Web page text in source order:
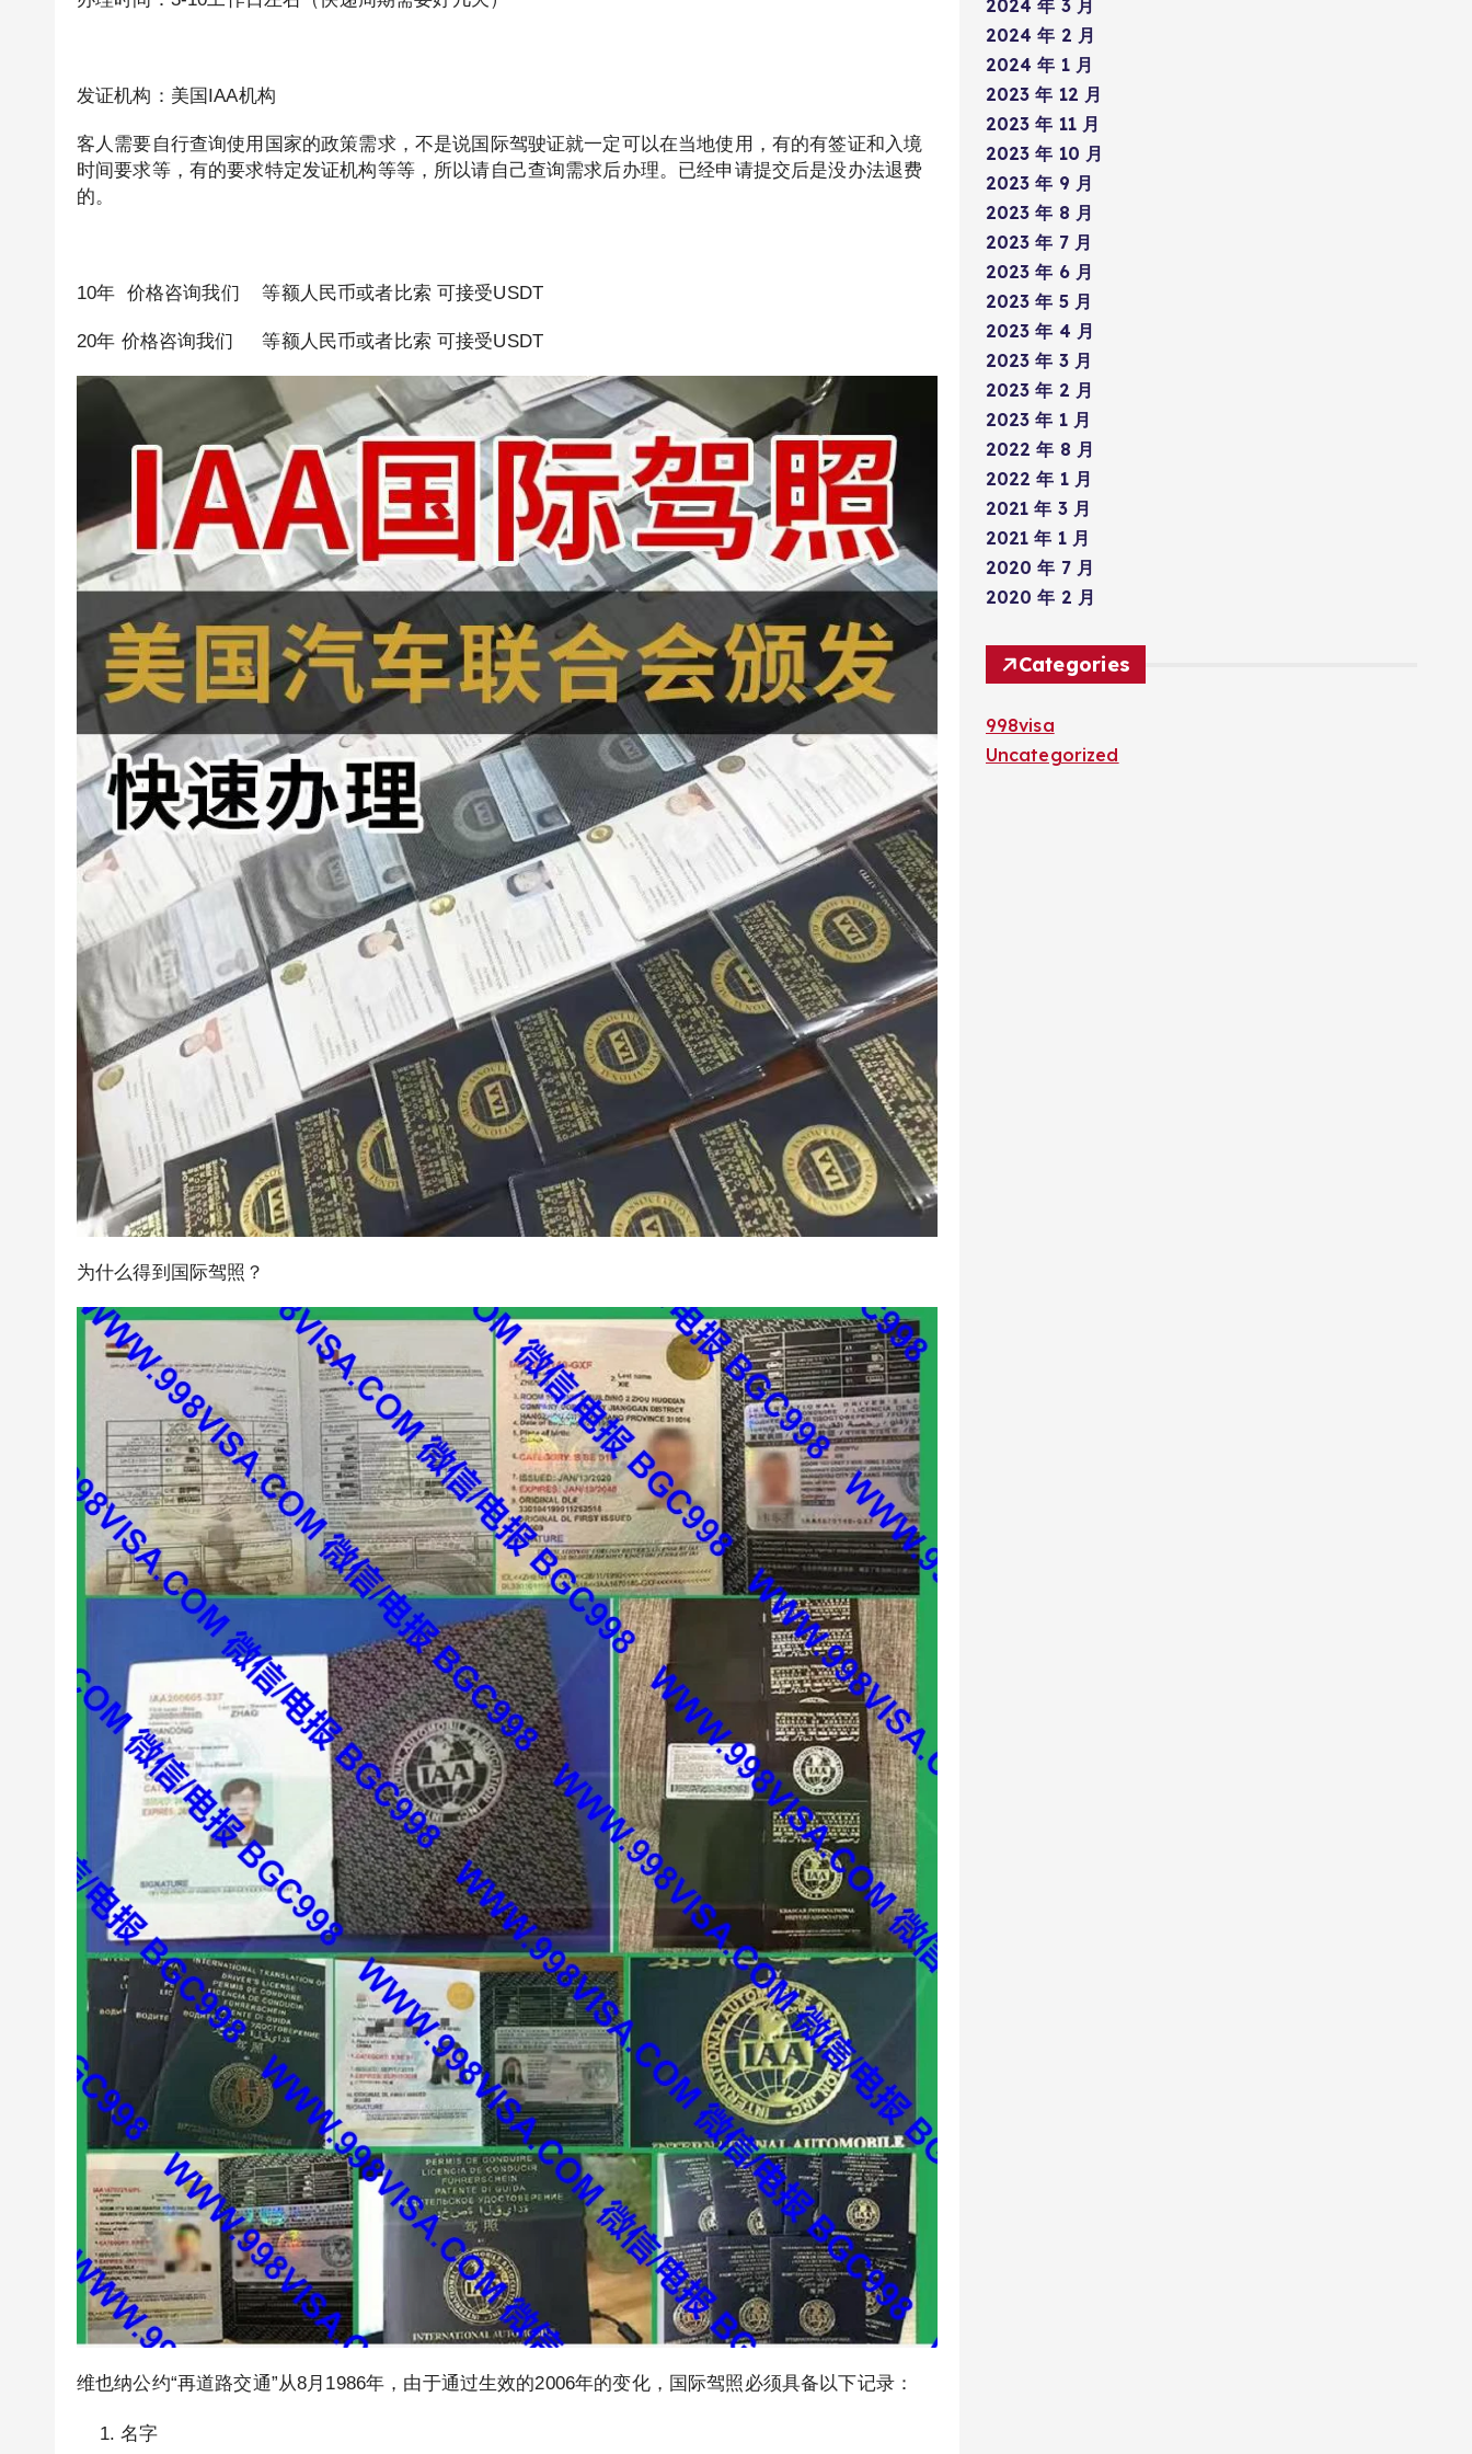
发证机构：美国IAA机构
客人需要自行查询使用国家的政策需求，不是说国际驾驶证就一定可以在当地使用，有的有签证和入境
时间要求等，有的要求特定发证机构等等，所以请自己查询需求后办理。已经申请提交后是没办法退费
的。
10年 价格咨询我们 等额人民币或者比索 可接受USDT
20年 价格咨询我们 等额人民币或者比索 可接受USDT
为什么得到国际驾照？
维也纳公约“再道路交通”从8月1986年，由于通过生效的2006年的变化，国际驾照必须具备以下记录：
名字
2024 年 3 月
2024 年 2 月
2024 年 1 月
2023 年 12 月
2023 年 11 月
2023 年 10 月
2023 年 9 月
2023 年 8 月
2023 年 7 月
2023 年 6 月
2023 年 5 月
2023 年 4 月
2023 年 3 月
2023 年 2 月
2023 年 1 月
2022 年 8 月
2022 年 1 月
2021 年 3 月
2021 年 1 月
2020 年 7 月
2020 年 2 月
Categories
998visa
Uncategorized